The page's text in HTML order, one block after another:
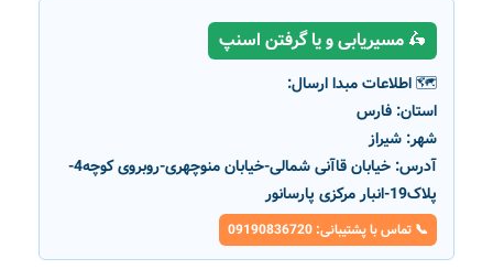
🛵 مسیریابی و یا گرفتن اسنپ
🗺️ اطلاعات مبدا ارسال:
استان: فارس
شهر: شیراز
آدرس:
خیابان قاآنی شمالی-خیابان منوچهری-روبروی کوچه4-
پلاک19-انبار مرکزی پارسانور
📞 تماس با پشتیبانی: 09190836720